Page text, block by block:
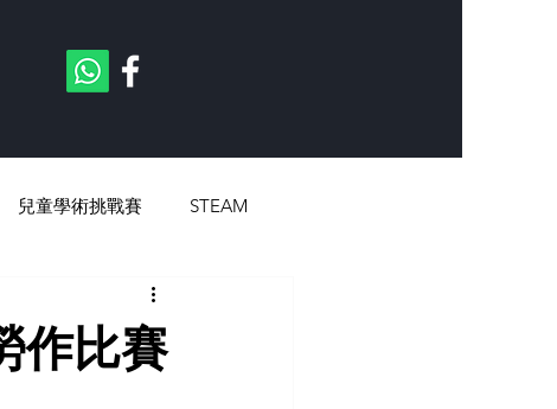
兒童學術挑戰賽 STEAM
作比賽